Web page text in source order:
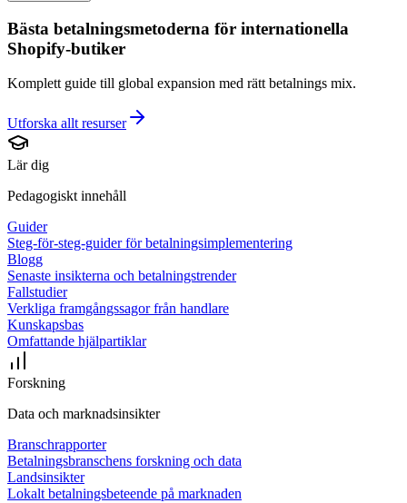
Bästa betalningsmetoderna för internationella
Shopify-butiker
Komplett guide till global expansion med rätt betalnings mix.
Utforska allt resurser
Lär dig
Pedagogiskt innehåll
Guider
Steg-för-steg-guider för betalningsimplementering
Blogg
Senaste insikterna och betalningstrender
Fallstudier
Verkliga framgångssagor från handlare
Kunskapsbas
Omfattande hjälpartiklar
Forskning
Data och marknadsinsikter
Branschrapporter
Betalningsbranschens forskning och data
Landsinsikter
Lokalt betalningsbeteende på marknaden